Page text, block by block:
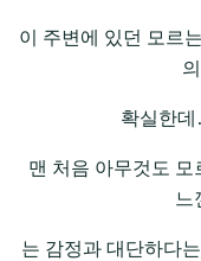
이 주변에 있던 모르
확실한
맨 처음 아무것도 모
느
는 감정과 대단하다